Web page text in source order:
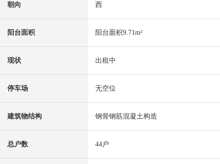
朝向 西
阳台面积 阳台面积9.71m²
现状 出租中
停车场 无空位
建筑物结构 钢骨钢筋混凝土构造
总户数 44户